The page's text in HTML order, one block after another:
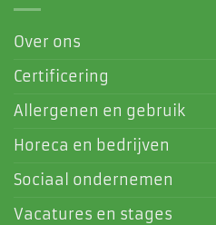
Over ons
Certificering
Allergenen en gebruik
Horeca en bedrijven
Sociaal ondernemen
Vacatures en stages